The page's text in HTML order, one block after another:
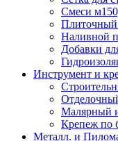
Смеси
Плиточный
Наливной
Добавки
Инструмент и
Малярный
Крепеж по
Металл. и